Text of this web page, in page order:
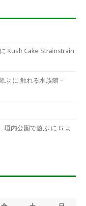
に Kush Cake Strainstrain
ぶ に 触れる水族館 –
垣内公園で遊ぶ に G よ